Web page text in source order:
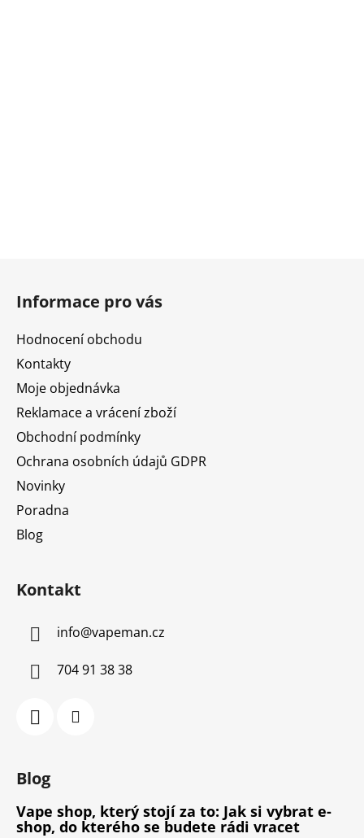
Informace pro vás
Hodnocení obchodu
Kontakty
Moje objednávka
Reklamace a vrácení zboží
Obchodní podmínky
Ochrana osobních údajů GDPR
Novinky
Poradna
Blog
Kontakt
info@vapeman.cz
704 91 38 38
Blog
Vape shop, který stojí za to: Jak si vybrat e-
shop, do kterého se budete rádi vracet